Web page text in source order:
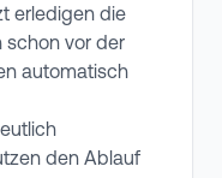
erledigen die
schon vor der
automatisch
den Ablauf